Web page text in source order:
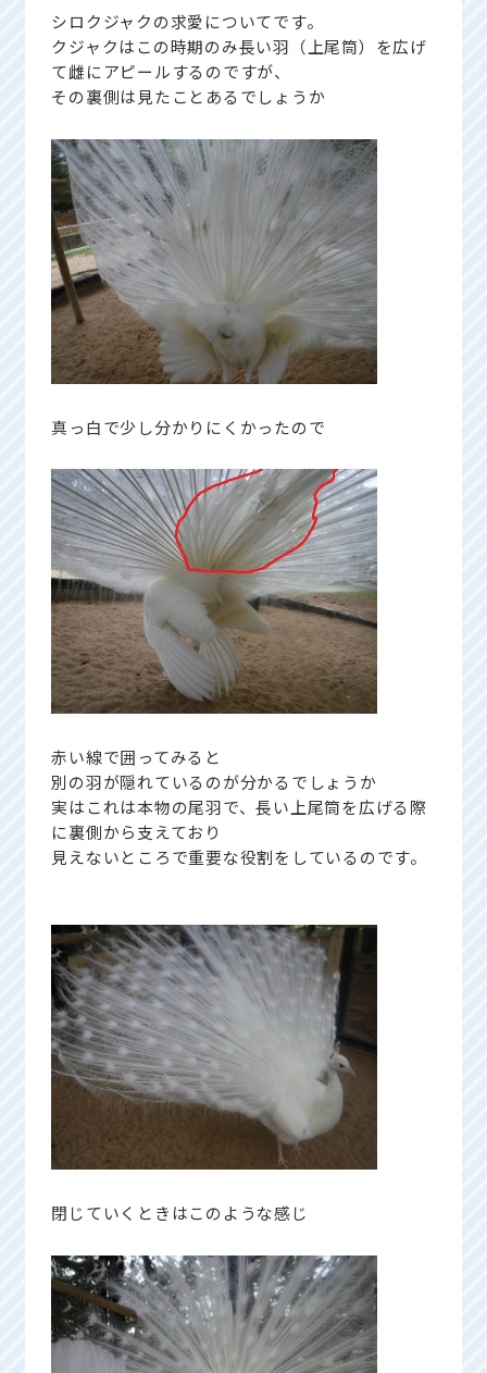
シロクジャクの求愛についてです。
クジャクはこの時期のみ長い羽（上尾筒）を広げ
て雌にアピールするのですが、
その裏側は見たことあるでしょうか
真っ白で少し分かりにくかったので
赤い線で囲ってみると
別の羽が隠れているのが分かるでしょうか
実はこれは本物の尾羽で、長い上尾筒を広げる際
に裏側から支えており
見えないところで重要な役割をしているのです。
閉じていくときはこのような感じ